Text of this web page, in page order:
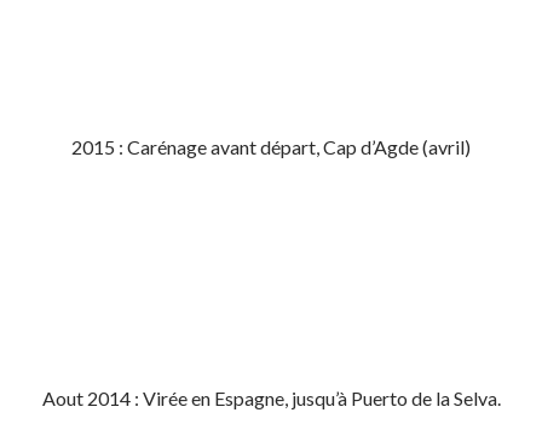
2015 : Carénage avant départ, Cap d’Agde (avril)
Aout 2014 : Virée en Espagne, jusqu’à Puerto de la Selva.